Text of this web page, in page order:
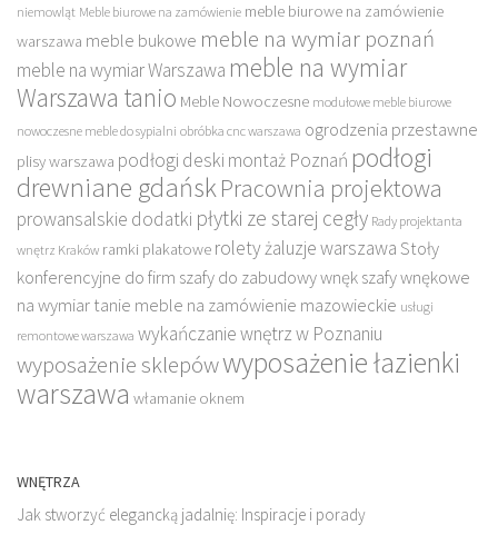
niemowląt Meble biurowe na zamówienie meble biurowe na zamówienie
warszawa meble bukowe meble na wymiar poznań
meble na wymiar Warszawa meble na wymiar
Warszawa tanio Meble Nowoczesne modułowe meble biurowe
nowoczesne meble do sypialni obróbka cnc warszawa ogrodzenia przestawne
plisy warszawa podłogi deski montaż Poznań podłogi
drewniane gdańskPracownia projektowa
prowansalskie dodatki płytki ze starej cegły Rady projektanta
wnętrz Kraków ramki plakatowe rolety żaluzje warszawa Stoły
konferencyjne do firm szafy do zabudowy wnęk szafy wnękowe
na wymiar tanie meble na zamówienie mazowieckie usługi
remontowe warszawa wykańczanie wnętrz w Poznaniu
wyposażenie sklepówwyposażenie łazienki
warszawa włamanie oknem
WNĘTRZA
Jak stworzyć elegancką jadalnię: Inspiracje i porady